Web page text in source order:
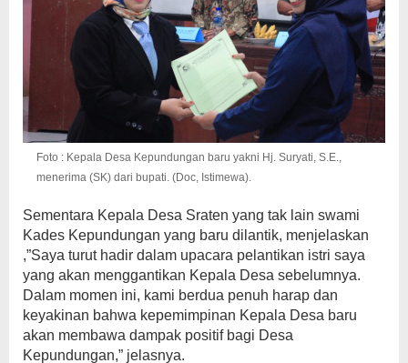
Foto : Kepala Desa Kepundungan baru yakni Hj. Suryati, S.E.,
menerima (SK) dari bupati. (Doc, Istimewa).
Sementara Kepala Desa Sraten yang tak lain swami
Kades Kepundungan yang baru dilantik, menjelaskan
,”Saya turut hadir dalam upacara pelantikan istri saya
yang akan menggantikan Kepala Desa sebelumnya.
Dalam momen ini, kami berdua penuh harap dan
keyakinan bahwa kepemimpinan Kepala Desa baru
akan membawa dampak positif bagi Desa
Kepundungan,” jelasnya.